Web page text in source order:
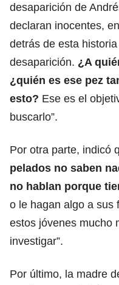
desaparición de
declaran inocentes,
detrás de esta
desaparición. ¿A
¿quién es ese pez
esto? Ese es el
buscarlo”.
Por otra parte, indicó
pelados no saben
no hablan porque
o le hagan algo a sus
estos jóvenes mucho
investigar”.
Por último, la madre